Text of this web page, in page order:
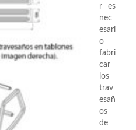
r es
nec
esari
o
fabri
car
los
trav
esañ
os
de